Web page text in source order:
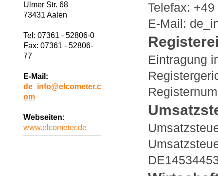
Telefax:
E-Mail:
Eintragung
Ulmer Str. 68
73431 Aalen
Tel: 07361 - 52806-0
Fax: 07361 - 52806-
77
E-Mail:
de_info@elcometer.c
om
Webseiten:
www.elcometer.de